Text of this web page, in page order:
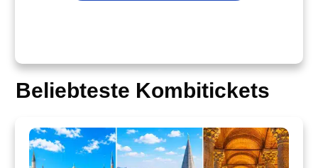
Beliebteste Kombitickets